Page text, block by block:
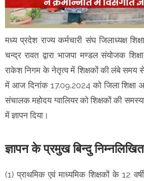
मध्य प्रदेश राज्य कर्मचारी संघ जिलाध्यक्ष
चन्द्र रावत द्वारा भाजपा मण्डल संयोजक
राकेश निगम के नेतृत्व में शिक्षकों की लंबे
में आज दिनांक 17.09.2024 को जिला शिक्षा
संचालक महोदय ग्वालियर को शिक्षकों की
में ज्ञापन दिया।
ज्ञापन के प्रमुख बिन्दु
(1) प्राथमिक एवं माध्यमिक शिक्षकों के 12